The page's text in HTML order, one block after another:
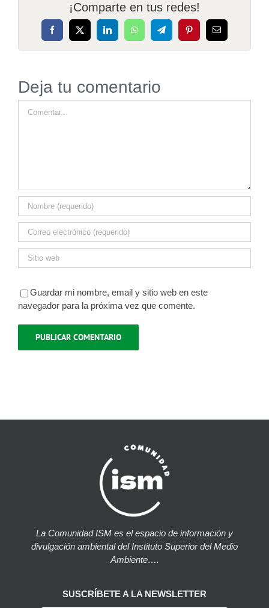
¡Comparte en tus redes!
Facebook
X LinkedInWhatsAppTelegramPinterestCorreo
electrónico
Deja tu comentario
Guardar mi nombre, email y sitio web en este
navegador para la próxima vez que comente.
La Comunidad ISM es el espacio de información y
divulgación ambiental del Instituto Superior del Medio
Ambiente….
SUSCRÍBETE A LA NEWSLETTER